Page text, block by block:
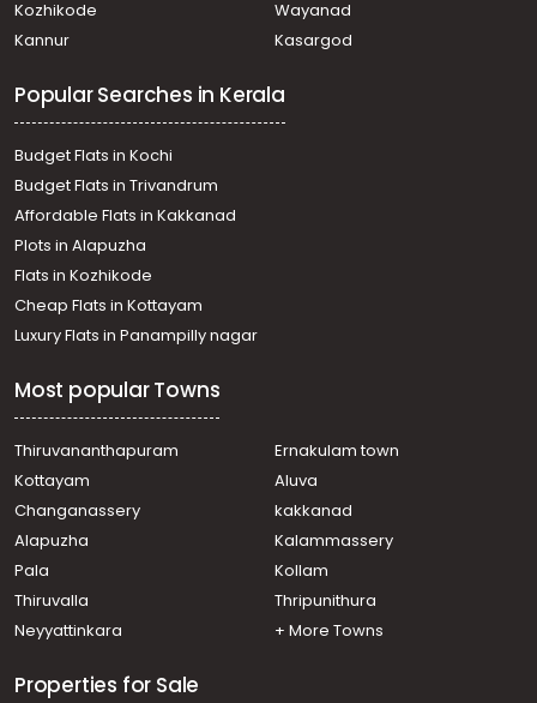
town
Commercial Land for Sale in Thrissur, Thrissur, Thrissur
Kozhikode
Wayanad
Kannur
Kasargod
Popular Searches in Kerala
Budget Flats in Kochi
Budget Flats in Trivandrum
Affordable Flats in Kakkanad
Plots in Alapuzha
Flats in Kozhikode
Cheap Flats in Kottayam
Luxury Flats in Panampilly nagar
Most popular Towns
Thiruvananthapuram
Ernakulam town
Kottayam
Aluva
Changanassery
kakkanad
Alapuzha
Kalammassery
Pala
Kollam
Thiruvalla
Thripunithura
Neyyattinkara
+ More Towns
Properties for Sale